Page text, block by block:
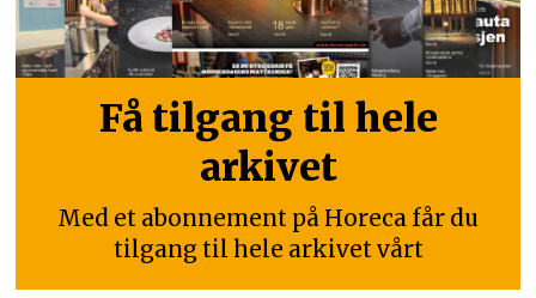
Få tilgang til hele
arkivet
Med et abonnement på Horeca får du
tilgang til hele arkivet vårt